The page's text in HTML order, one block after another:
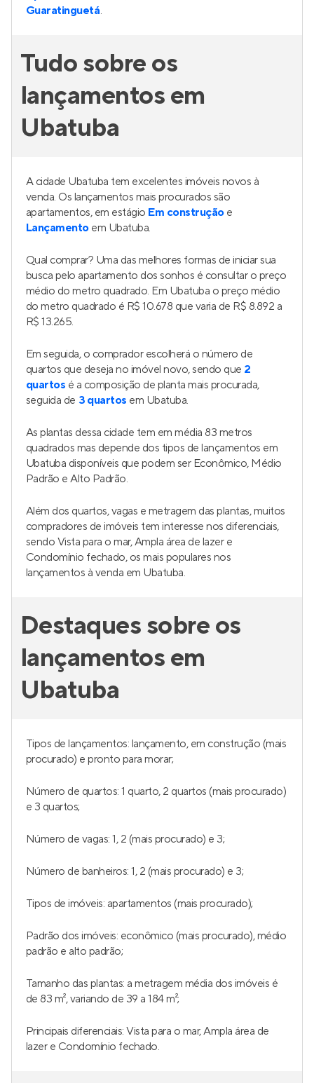
Guaratinguetá.
Tudo sobre os
lançamentos em
Ubatuba
A cidade Ubatuba tem excelentes imóveis novos à
venda. Os lançamentos mais procurados são
apartamentos, em estágio Em construçãoe
Lançamento em Ubatuba.
Qual comprar? Uma das melhores formas de iniciar sua
busca pelo apartamento dos sonhos é consultar o preço
médio do metro quadrado. Em Ubatuba o preço médio
do metro quadrado é R$ 10.678 que varia de R$ 8.892 a
R$ 13.265.
Em seguida, o comprador escolherá o número de
quartos que deseja no imóvel novo, sendo que 2
quartos é a composição de planta mais procurada,
seguida de 3 quartos em Ubatuba.
As plantas dessa cidade tem em média 83 metros
quadrados mas depende dos tipos de lançamentos em
Ubatuba disponíveis que podem ser Econômico, Médio
Padrão e Alto Padrão.
Além dos quartos, vagas e metragem das plantas, muitos
compradores de imóveis tem interesse nos diferenciais,
sendo Vista para o mar, Ampla área de lazer e
Condomínio fechado, os mais populares nos
lançamentos à venda em Ubatuba.
Destaques sobre os
lançamentos em
Ubatuba
Tipos de lançamentos: lançamento, em construção (mais
procurado) e pronto para morar;
Número de quartos: 1 quarto, 2 quartos (mais procurado)
e 3 quartos;
Número de vagas: 1, 2 (mais procurado) e 3;
Número de banheiros: 1, 2 (mais procurado) e 3;
Tipos de imóveis: apartamentos (mais procurado);
Padrão dos imóveis: econômico (mais procurado), médio
padrão e alto padrão;
Tamanho das plantas: a metragem média dos imóveis é
de 83 m², variando de 39 a 184 m²;
Principais diferenciais: Vista para o mar, Ampla área de
lazer e Condomínio fechado.